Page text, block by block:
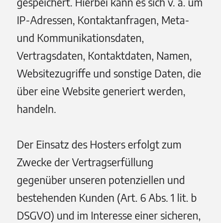
IP-Adressen, Kontaktanfragen, Meta-
und Kommunikationsdaten,
Vertragsdaten, Kontaktdaten, Namen,
Websitezugriffe und sonstige Daten, die
über eine Website generiert werden,
handeln.
Der Einsatz des Hosters erfolgt zum
Zwecke der Vertragserfüllung
gegenüber unseren potenziellen und
bestehenden Kunden (Art. 6 Abs. 1 lit. b
DSGVO) und im Interesse einer sicheren,